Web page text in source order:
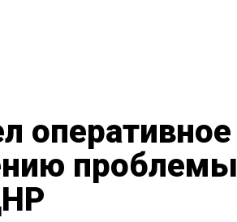
оперативное
проблемы